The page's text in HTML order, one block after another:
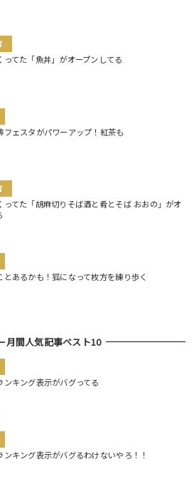
ってた「魚丼」がオープンしてる
フェスタがパワーアップ！紅茶も
ってた「胡麻切りそば酒と肴とそば おおの」がオ
とあるかも！狐になって枚方を練り歩く
月間人気記事ベスト10
ンキング表示がバグってる
ンキング表示がバグるわけないやろ！！